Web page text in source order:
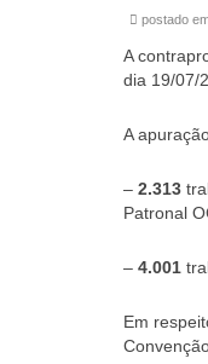
postado
A
dia 19/07/
A
– 2.313
Patronal
– 4.001
Em